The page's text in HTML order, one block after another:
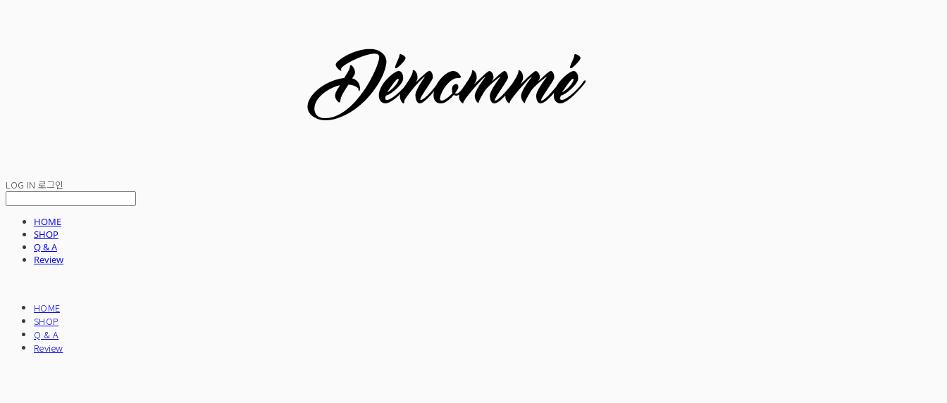
LOG IN 로그인
HOME
SHOP
Q & A
Review
HOME
SHOP
Q & A
Review